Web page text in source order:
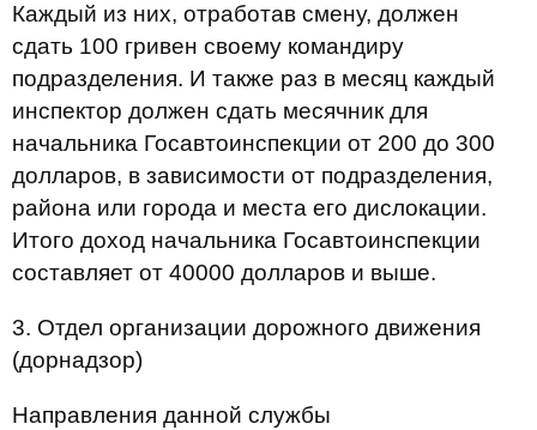
Каждый из них, отработав смену, должен
сдать 100 гривен своему командиру
подразделения. И также раз в месяц каждый
инспектор должен сдать месячник для
начальника Госавтоинспекции от 200 до 300
долларов, в зависимости от подразделения,
района или города и места его дислокации.
Итого доход начальника Госавтоинспекции
составляет от 40000 долларов и выше.
3. Отдел организации дорожного движения
(дорнадзор)
Направления данной службы